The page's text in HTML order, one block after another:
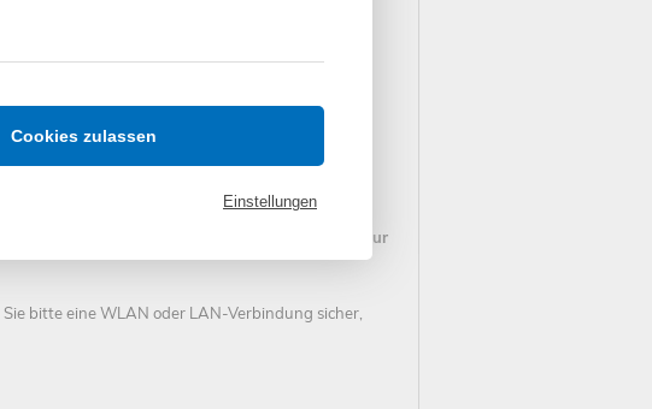
Wasserkocher, Netzteil, etc.)
Teilnehmer ohne Kamera werden nicht zur
bitte eine WLAN oder LAN-Verbindung sicher,
Cookies zulassen
Einstellungen